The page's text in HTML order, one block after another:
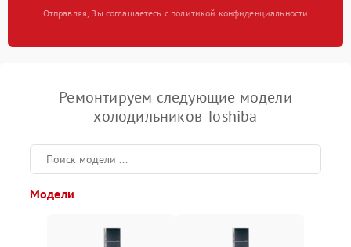
Отправляя, Вы соглашаетесь с политикой конфиденциальности
Ремонтируем следующие модели
холодильников Toshiba
Модели